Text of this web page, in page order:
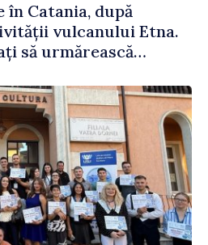
Catania, după
vulcanului Etna.
să urmărească